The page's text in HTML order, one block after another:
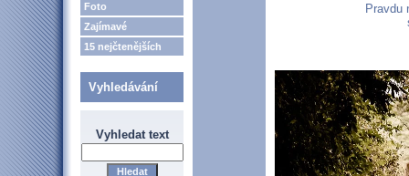
Foto
Zajímavé
15 nejčtenějších
Vyhledávání
Vyhledat text
Pravdu